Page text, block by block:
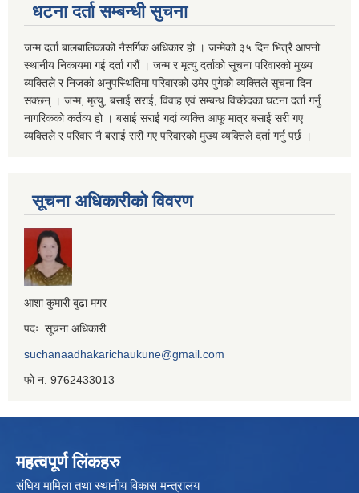
धटना दर्ता सम्बन्धी सुचना
जन्म दर्ता बालबालिकाको नैसर्गिक अधिकार हो । जन्मेको ३५ दिन भित्रै आफ्नो
स्थानीय निकायमा गई दर्ता गरौं । जन्म र मृत्यु दर्ताको सूचना परिवारको मुख्य
व्यक्तिले र निजको अनुपस्थितिमा परिवारको उमेर पुगेको व्यक्तिले सूचना दिन
सक्छन् । जन्म, मृत्यु, बसाई सराई, विवाह एवं सम्बन्ध विच्छेदका घटना दर्ता गर्नु
नागरिकको कर्तव्य हो । बसाई सराई गर्दा व्यक्ति आफू मात्र बसाई सरी गए
व्यक्तिले र परिवार नै बसाई सरी गए परिवारको मुख्य व्यक्तिले दर्ता गर्नु पर्छ ।
सूचना अधिकारीको विवरण
आशा कुमारी बुढा मगर
पदः सूचना अधिकारी
suchanaadhakarichaukune@gmail.com
फो न. 9762433013
महत्वपूर्ण लिंकहरु
संघिय मामिला तथा स्थानीय विकास मन्त्रालय